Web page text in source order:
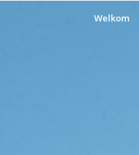
Welkom